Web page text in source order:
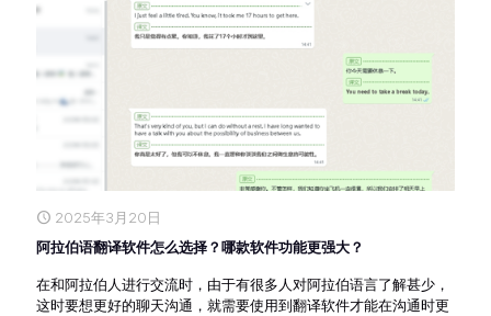
2025年3月20日
阿拉伯语翻译软件怎么选择？哪款软件功能更强大？
在和阿拉伯人进行交流时，由于有很多人对阿拉伯语言了解甚少，
这时要想更好的聊天沟通，就需要使用到翻译软件才能在沟通时更